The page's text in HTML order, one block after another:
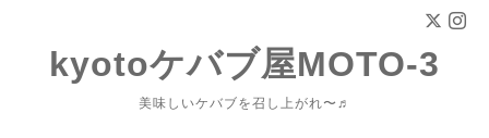
kyotoケバブ屋MOTO-3
美味しいケバブを召し上がれ〜♬